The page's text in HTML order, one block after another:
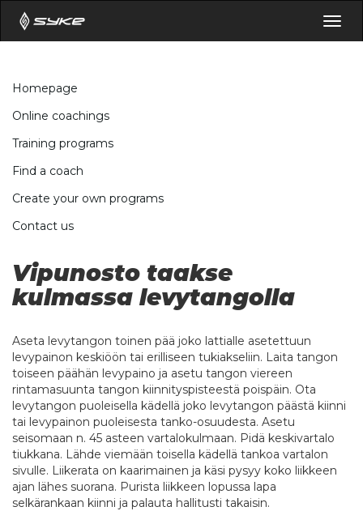
Homepage
Online coachings
Training programs
Find a coach
Create your own programs
Contact us
Vipunosto taakse
kulmassa levytangolla
Aseta levytangon toinen pää joko lattialle asetettuun
levypainon keskiöön tai erilliseen tukiakseliin. Laita tangon
toiseen päähän levypaino ja asetu tangon viereen
rintamasuunta tangon kiinnityspisteestä poispäin. Ota
levytangon puoleisella kädellä joko levytangon päästä kiinni
tai levypainon puoleisesta tanko-osuudesta. Asetu
seisomaan n. 45 asteen vartalokulmaan. Pidä keskivartalo
tiukkana. Lähde viemään toisella kädellä tankoa vartalon
sivulle. Liikerata on kaarimainen ja käsi pysyy koko liikkeen
ajan lähes suorana. Purista liikkeen lopussa lapa
selkärankaan kiinni ja palauta hallitusti takaisin.